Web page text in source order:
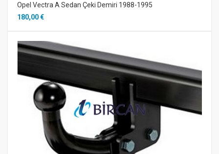
Opel Vectra A Sedan Çeki Demiri 1988-1995
180,00 €